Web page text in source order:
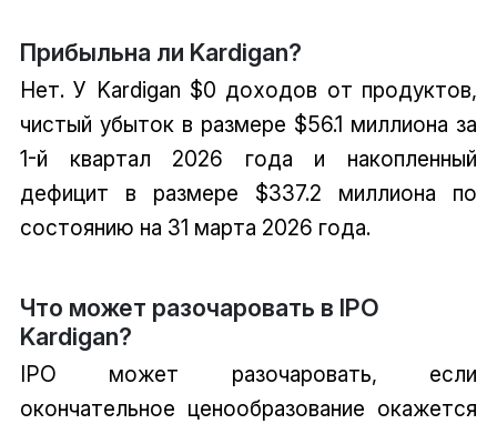
Прибыльна ли Kardigan?
Нет. У Kardigan $0 доходов от продуктов,
чистый убыток в размере $56.1 миллиона за
1-й квартал 2026 года и накопленный
дефицит в размере $337.2 миллиона по
состоянию на 31 марта 2026 года.
Что может разочаровать в IPO
Kardigan?
IPO может разочаровать, если
окончательное ценообразование окажется